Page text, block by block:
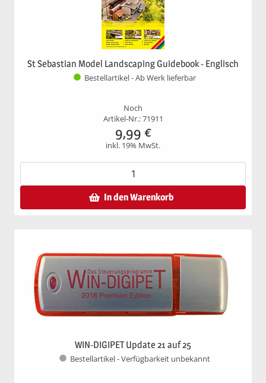
St Sebastian Model Landscaping Guidebook - Englisch
Bestellartikel - Ab Werk lieferbar
Noch
Artikel-Nr.: 71911
9,99 €
inkl. 19% MwSt.
In den Warenkorb
WIN-DIGIPET Update 21 auf 25
Bestellartikel - Verfügbarkeit unbekannt